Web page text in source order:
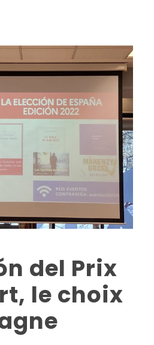
del Prix
le choix